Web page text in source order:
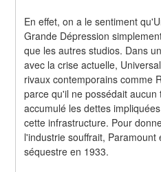
En effet, on a le sentiment
Grande Dépression
que les autres studios. Dans
avec la crise actuelle,
rivaux contemporains comme
parce qu'il ne possédait
accumulé les dettes
cette infrastructure. Pour
l'industrie souffrait, Paramount
séquestre en 1933.